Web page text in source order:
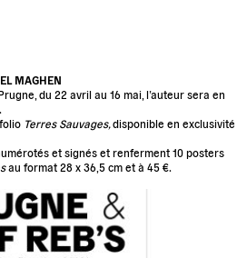
MAGHEN
du 22 avril au 16 mai, l’auteur sera en
Terres Sauvages,disponible en exclusivité
et signés et renferment 10 posters
au format 28 x 36,5 cm et à 45 €.